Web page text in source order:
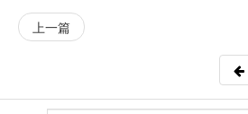
上一篇